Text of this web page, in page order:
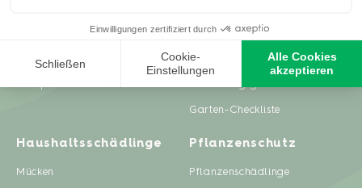
Gartenprojekte
Zero Waste & DIY
Pflanzenpflege
Rasenpflege
Garten-Checkliste
Haushaltsschädlinge
Mücken
Pflanzenschutz
Pflanzenschädlinge